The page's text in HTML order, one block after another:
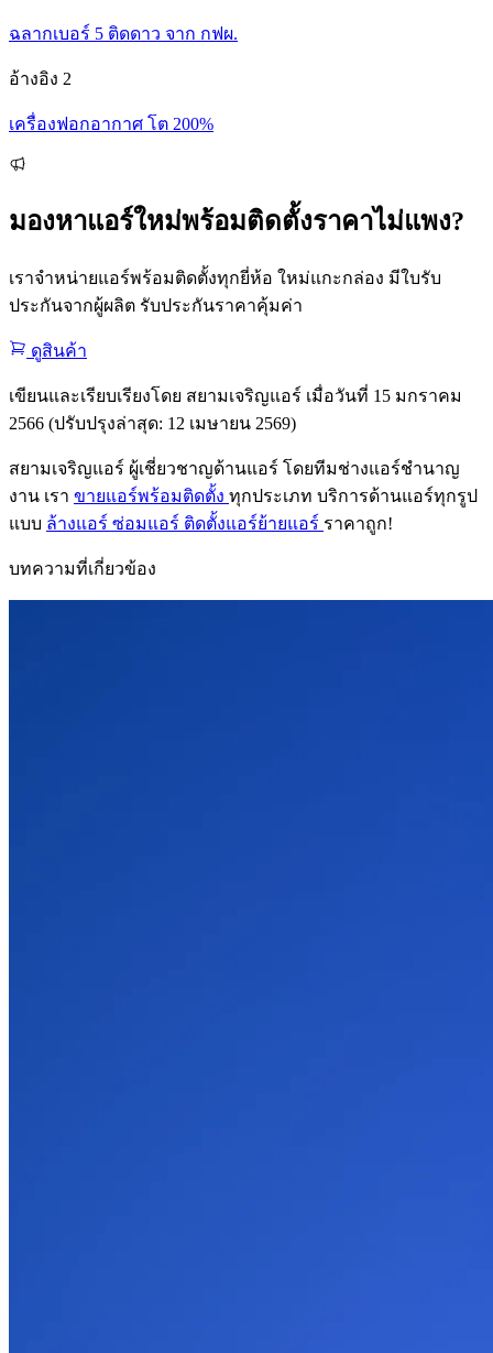
ฉลากเบอร์ 5 ติดดาว จาก กฟผ.
อ้างอิง 2
เครื่องฟอกอากาศ โต 200%
มองหาแอร์ใหม่พร้อมติดตั้งราคาไม่แพง?
เราจำหน่ายแอร์พร้อมติดตั้งทุกยี่ห้อ ใหม่แกะกล่อง มีใบรับ
ประกันจากผู้ผลิต รับประกันราคาคุ้มค่า
ดูสินค้า
เขียนและเรียบเรียงโดย สยามเจริญแอร์ เมื่อวันที่ 15 มกราคม
2566 (ปรับปรุงล่าสุด: 12 เมษายน 2569)
สยามเจริญแอร์ ผู้เชี่ยวชาญด้านแอร์ โดยทีมช่างแอร์ชำนาญ
งาน เรา ขายแอร์พร้อมติดตั้ง ทุกประเภท บริการด้านแอร์ทุกรูป
แบบ ล้างแอร์ ซ่อมแอร์ ติดตั้งแอร์ย้ายแอร์ ราคาถูก!
บทความที่เกี่ยวข้อง